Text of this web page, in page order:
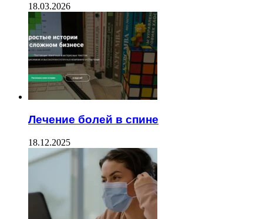
18.03.2026
Лечение болей в спине
18.12.2025